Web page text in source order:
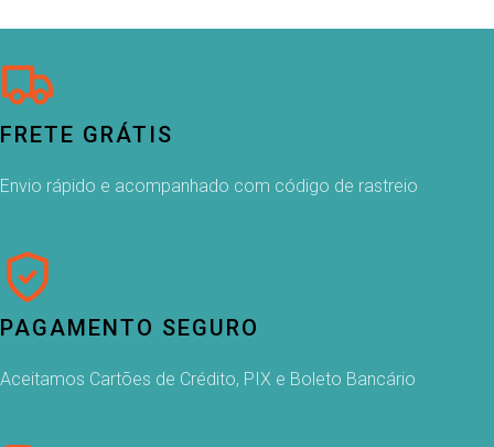
FRETE GRÁTIS
Envio rápido e acompanhado com código de rastreio
PAGAMENTO SEGURO
Aceitamos Cartões de Crédito, PIX e Boleto Bancário